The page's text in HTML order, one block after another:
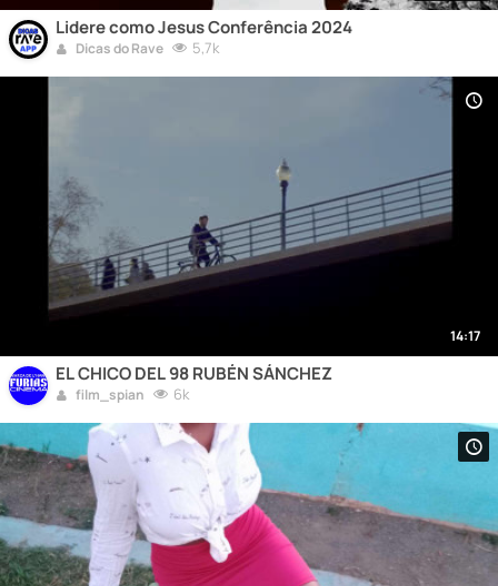
Lidere como Jesus Conferência 2024
Dicas do Rave 5,7k
14:17
EL CHICO DEL 98 RUBÉN SÁNCHEZ
film_spian 6k